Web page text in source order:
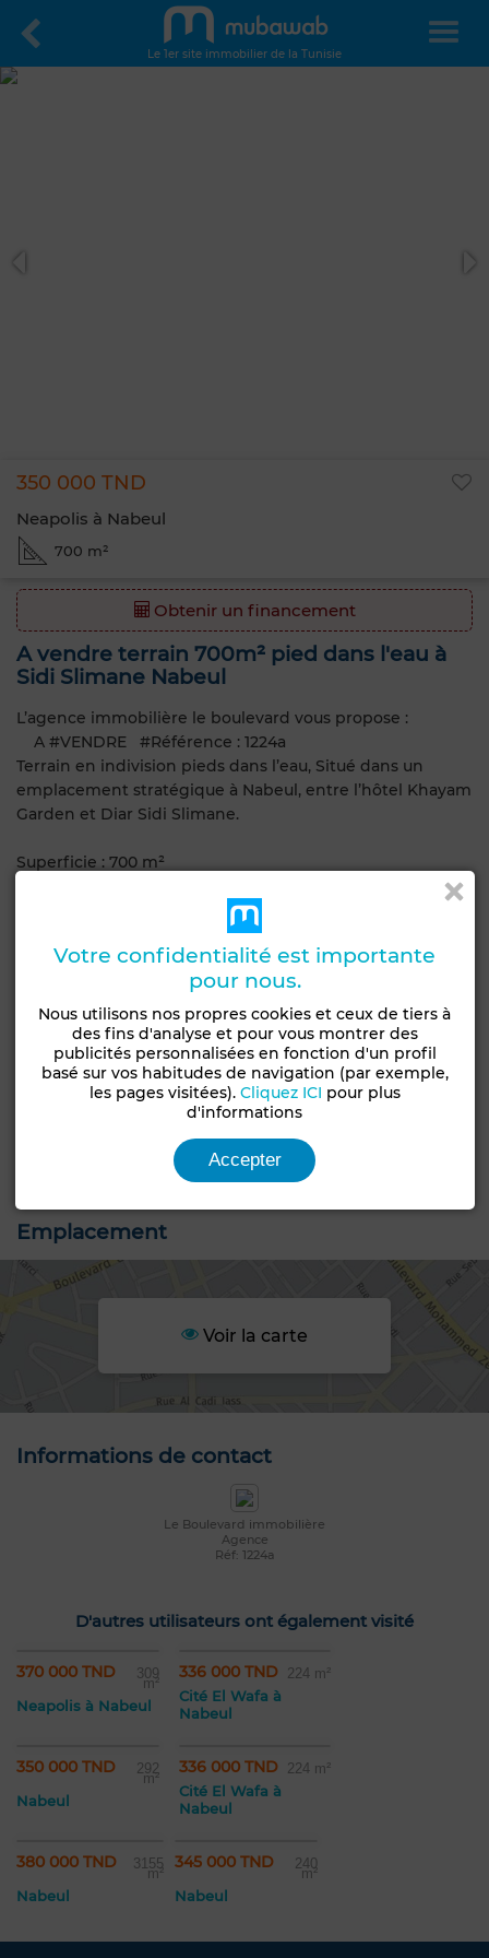
Le 1er site immobilier de la Tunisie
350 000 TND
Neapolis à Nabeul
700 m²
Obtenir un financement
A vendre terrain 700m² pied dans l'eau à
Sidi Slimane Nabeul
L’agence immobilière le boulevard vous propose :
A #VENDRE #Référence : 1224a
Terrain en indivision pieds dans l’eau, Situé dans un
emplacement stratégique à Nabeul, entre l’hôtel Khayam
Garden et Diar Sidi Slimane.
Superficie : 700 m²
Proche de toutes les commodités
Prix : 350.000 TND
Caractéristiques générales
Type de bien
Terrain
Type de terrain
Commercial, Lots de
villa
Emplacement
Voir la carte
Informations de contact
Le Boulevard immobilière
Agence
Réf: 1224a
D'autres utilisateurs ont également visité
370 000 TND 309
m²
Neapolis à Nabeul
336 000 TND 224 m²
Cité El Wafa à
Nabeul
350 000 TND 292
m²
Nabeul
336 000 TND 224 m²
Cité El Wafa à
Nabeul
380 000 TND 3155
m²
Nabeul
345 000 TND 240
m²
Nabeul
Votre confidentialité est importante
pour nous.
Nous utilisons nos propres cookies et ceux de tiers à
des fins d'analyse et pour vous montrer des
publicités personnalisées en fonction d'un profil
basé sur vos habitudes de navigation (par exemple,
les pages visitées). Cliquez ICI pour plus
d'informations
Accepter